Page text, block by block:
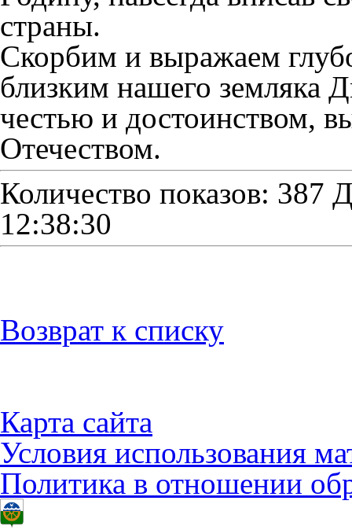
страны.
Скорбим и выражаем
близким нашего земляка
честью и достоинством,
Отечеством.
Количество показов: 387
12:38:30
Возврат к списку
Карта сайта
Условия использования
Политика в отношении